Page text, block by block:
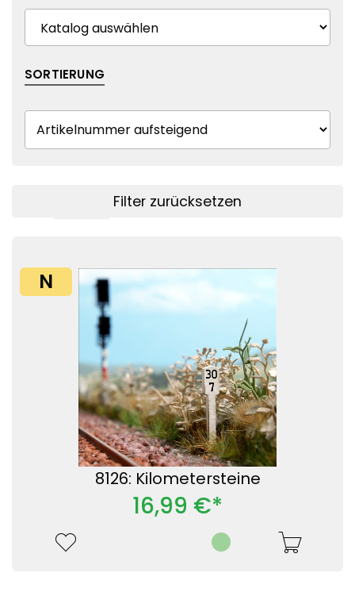
SORTIERUNG
Filter anzeigen
Filter zurücksetzen
N
8126: Kilometersteine
16,99 €*